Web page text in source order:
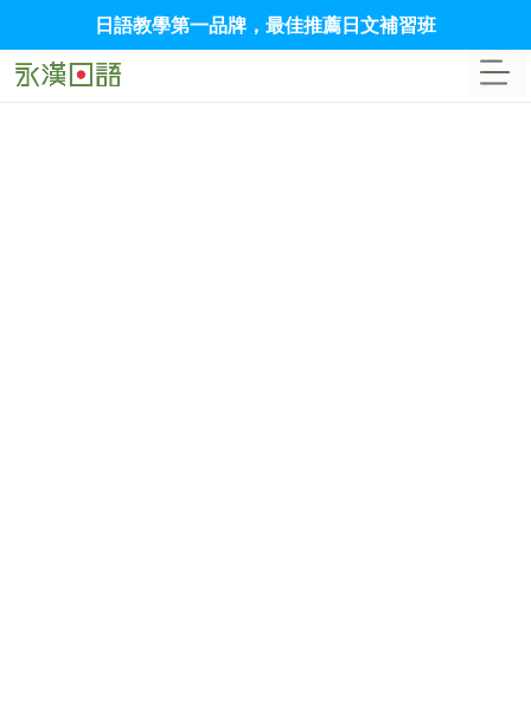
日語教學第一品牌，最佳推薦日文補習班